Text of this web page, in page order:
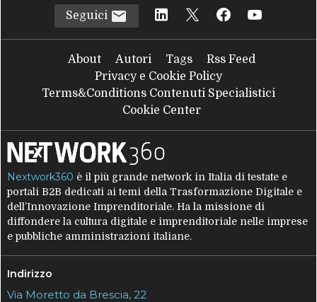
Seguici
About Autori Tags
Rss Feed
Privacy e Cookie Policy
Terms&Conditions Contenuti Specialistici
Cookie Center
Nextwork360 è il più grande network in Italia di testate e
portali B2B dedicati ai temi della Trasformazione Digitale e
dell’Innovazione Imprenditoriale. Ha la missione di
diffondere la cultura digitale e imprenditoriale nelle imprese
e pubbliche amministrazioni italiane.
Indirizzo
Via Moretto da Brescia, 22